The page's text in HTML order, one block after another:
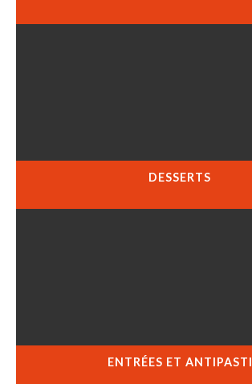
DESSERTS
ENTRÉES ET ANTIPASTI